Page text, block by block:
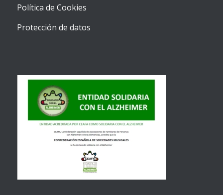
Política de Cookies
Protección de datos